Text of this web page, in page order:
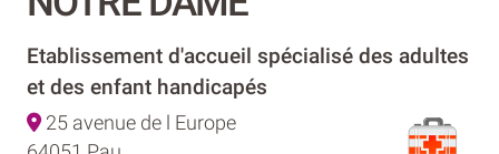
Etablissement d'accueil spécialisé des adultes
et des enfant handicapés
25 avenue de l Europe